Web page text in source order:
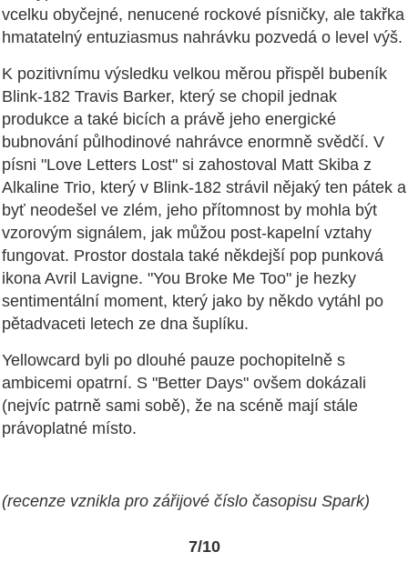
vcelku obyčejné, nenucené rockové písničky, ale takřka
hmatatelný entuziasmus nahrávku pozvedá o level výš.
K pozitivnímu výsledku velkou měrou přispěl bubeník
Blink-182 Travis Barker, který se chopil jednak
produkce a také bicích a právě jeho energické
bubnování půlhodinové nahrávce enormně svědčí. V
písni "Love Letters Lost" si zahostoval Matt Skiba z
Alkaline Trio, který v Blink-182 strávil nějaký ten pátek a
byť neodešel ve zlém, jeho přítomnost by mohla být
vzorovým signálem, jak můžou post-kapelní vztahy
fungovat. Prostor dostala také někdejší pop punková
ikona Avril Lavigne. "You Broke Me Too" je hezky
sentimentální moment, který jako by někdo vytáhl po
pětadvaceti letech ze dna šuplíku.
Yellowcard byli po dlouhé pauze pochopitelně s
ambicemi opatrní. S "Better Days" ovšem dokázali
(nejvíc patrně sami sobě), že na scéně mají stále
právoplatné místo.
(recenze vznikla pro zářijové číslo časopisu Spark)
7/10